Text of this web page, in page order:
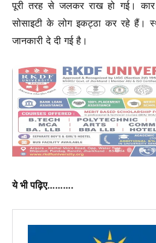
पूरी तरह से जलकर राख हो गई।
सोसाइटी के लोग इकट्ठा कर रहे हैं।
जानकारी दे दी गई है।
ये भी पढ़िए……….